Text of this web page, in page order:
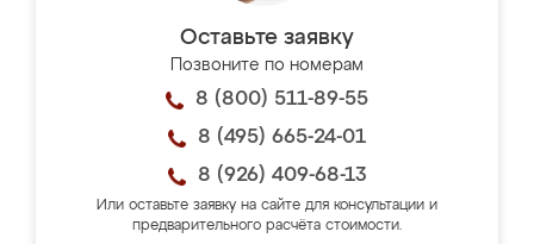
Оставьте заявку
Позвоните по номерам
8 (800) 511-89-55
8 (495) 665-24-01
8 (926) 409-68-13
Или оставьте заявку на сайте для консультации и
предварительного расчёта стоимости.